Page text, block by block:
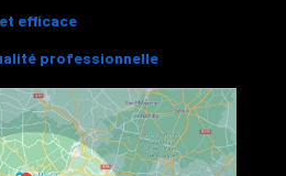
efficace
professionnelle